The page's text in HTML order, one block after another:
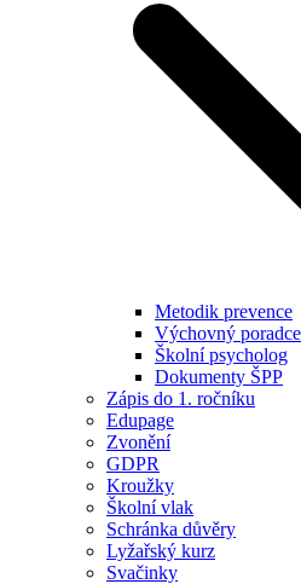
Metodik prevence
Výchovný poradce
Školní psycholog
Dokumenty ŠPP
Zápis do 1. ročníku
Edupage
Zvonění
GDPR
Kroužky
Školní vlak
Schránka důvěry
Lyžařský kurz
Svačinky